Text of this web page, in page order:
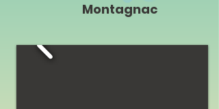
Montagnac